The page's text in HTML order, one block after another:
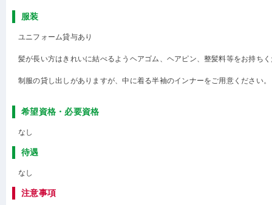
服装
ユニフォーム貸与あり
髪が長い方はきれいに結べるようヘアゴム、ヘアピン、整髪料等をお持ち
制服の貸し出しがありますが、中に着る半袖のインナーをご用意ください。
希望資格・必要資格
なし
待遇
なし
注意事項